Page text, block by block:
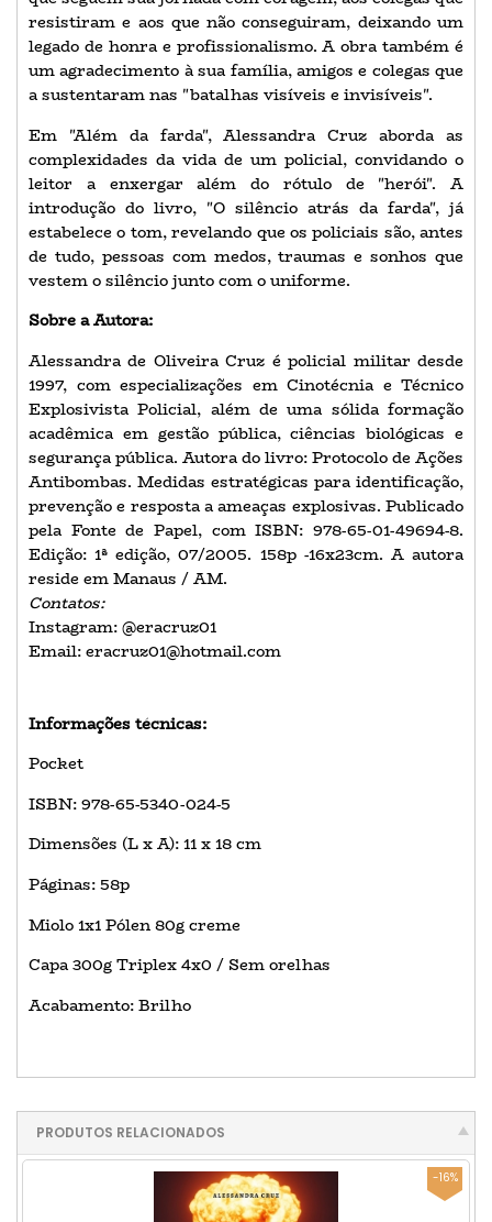
resistiram e aos que não conseguiram, deixando um
legado de honra e profissionalismo. A obra também é
um agradecimento à sua família, amigos e colegas que
a sustentaram nas "batalhas visíveis e invisíveis".
Em "Além da farda", Alessandra Cruz aborda as
complexidades da vida de um policial, convidando o
leitor a enxergar além do rótulo de "herói". A
introdução do livro, "O silêncio atrás da farda", já
estabelece o tom, revelando que os policiais são, antes
de tudo, pessoas com medos, traumas e sonhos que
vestem o silêncio junto com o uniforme.
Sobre a Autora:
Alessandra de Oliveira Cruz é policial militar desde
1997, com especializações em Cinotécnia e Técnico
Explosivista Policial, além de uma sólida formação
acadêmica em gestão pública, ciências biológicas e
segurança pública. Autora do livro: Protocolo de Ações
Antibombas. Medidas estratégicas para identificação,
prevenção e resposta a ameaças explosivas. Publicado
pela Fonte de Papel, com ISBN: 978-65-01-49694-8.
Edição: 1ª edição, 07/2005. 158p -16x23cm. A autora
reside em Manaus / AM.
Contatos:
Instagram: @eracruz01
Email: eracruz01@hotmail.com
Informações técnicas:
Pocket
ISBN: 978-65-5340-024-5
Dimensões (L x A): 11 x 18 cm
Páginas: 58p
Miolo 1x1 Pólen 80g creme
Capa 300g Triplex 4x0 / Sem orelhas
Acabamento: Brilho
PRODUTOS RELACIONADOS
-16%